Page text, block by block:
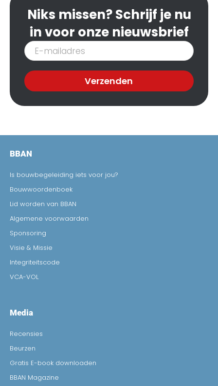
Niks missen? Schrijf je nu
in voor onze nieuwsbrief
Inschrijven
nieuwsbrief
Verzenden
BBAN
Is bouwbegeleiding iets voor jou?
Bouwwoordenboek
Lid worden van BBAN
Algemene voorwaarden
Sponsoring
Visie & Missie
Integriteitscode
VCA-VOL
Media
Recensies
Beurzen
Gratis E-book downloaden
BBAN Magazine